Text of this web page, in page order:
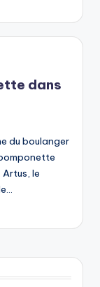
dans
du boulanger
Artus, le